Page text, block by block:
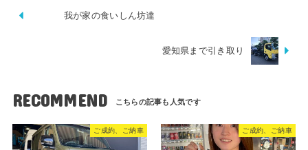
我が家の食いしん坊達
愛知県まで引き取り
RECOMMEND
ご成約、ご納車 ご成約、ご納車